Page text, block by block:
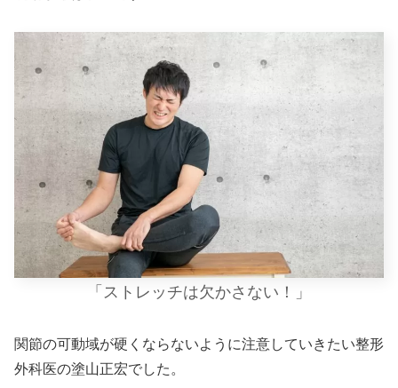
「ストレッチは欠かさない！」
関節の可動域が硬くならないように注意していきたい整形
外科医の塗山正宏でした。